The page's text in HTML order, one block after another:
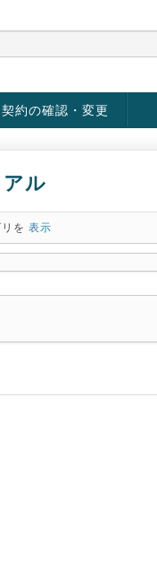
契約の確認・変更
ル
を 表示